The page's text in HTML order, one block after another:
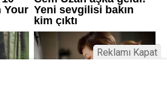
Reklamı Kapat